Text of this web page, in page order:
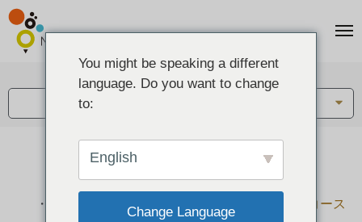
結婚指輪とペアリングのデザイン集
下記コースで手作りされた作品をご紹介します
手作り結婚指輪コース
手作りペアリングコース
You might be speaking a different
language. Do you want to change
to:
English
Change Language